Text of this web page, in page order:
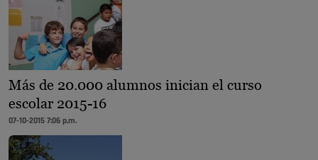
Más de 20.000 alumnos inician el curso
escolar 2015-16
07-10-2015 7:06 p.m.